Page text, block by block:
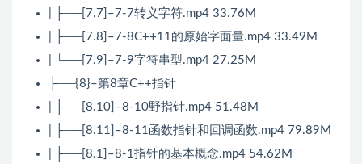
| ├──[7.7]–7-7转义字符.mp4 33.76M
| ├──[7.8]–7-8C++11的原始字面量.mp4 33.49M
| └──[7.9]–7-9字符串型.mp4 27.25M
├──{8}–第8章C++指针
| ├──[8.10]–8-10野指针.mp4 51.48M
| ├──[8.11]–8-11函数指针和回调函数.mp4 79.89M
| ├──[8.1]–8-1指针的基本概念.mp4 54.62M